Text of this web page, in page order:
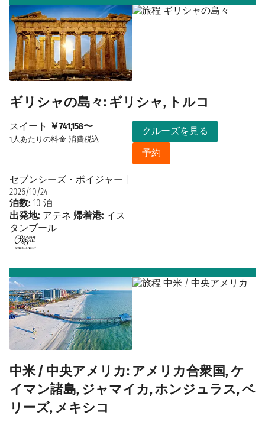
ギリシャの島々: ギリシャ, トルコ
スイート ￥741,158〜
1人あたりの料金 消費税込
クルーズを見る
予約
セブンシーズ・ボイジャー
2026/10/24
泊数: 10 泊
出発地: アテネ 帰着港: イス
タンブール
中米 / 中央アメリカ: アメリカ合衆国, ケ
イマン諸島, ジャマイカ, ホンジュラス, ベ
リーズ, メキシコ